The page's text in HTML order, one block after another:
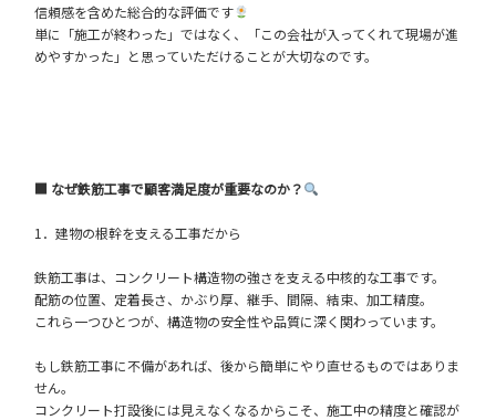
信頼感を含めた総合的な評価です
単に「施工が終わった」ではなく、「この会社が入ってくれて現場が進
めやすかった」と思っていただけることが大切なのです。
■ なぜ鉄筋工事で顧客満足度が重要なのか？
1．建物の根幹を支える工事だから
鉄筋工事は、コンクリート構造物の強さを支える中核的な工事です。
配筋の位置、定着長さ、かぶり厚、継手、間隔、結束、加工精度。
これら一つひとつが、構造物の安全性や品質に深く関わっています。
もし鉄筋工事に不備があれば、後から簡単にやり直せるものではありま
せん。
コンクリート打設後には見えなくなるからこそ、施工中の精度と確認が